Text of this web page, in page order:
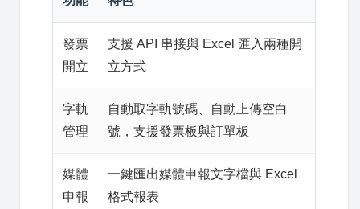
發票
開立
支援 API 串接與 Excel 匯入兩種開
立方式
字軌
管理
自動取字軌號碼、自動上傳空白
號，支援發票板與訂單板
媒體
申報
一鍵匯出媒體申報文字檔與 Excel
格式報表